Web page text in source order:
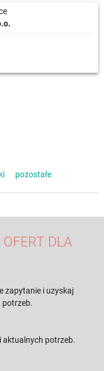
pozostałe
DLA
zapytanie i uzyskaj
potrzeb.
aktualnych potrzeb.